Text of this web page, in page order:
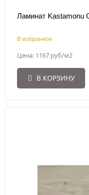
Ламинат Kastamonu
В избранное
Цена: 1167 руб/м2
В КОРЗИНУ